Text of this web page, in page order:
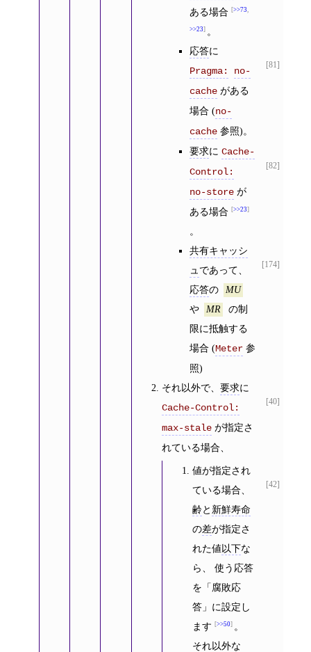
ある場合
>>73,
>>23 。
[81]
応答に
Pragma:
no-
cacheがある
場合 (no-
cache参照)。
[82]
要求に Cache-
Control:
no-storeが
ある場合
>>23
。
[174]
共有キャッシ
ュであって、
応答の MU
や MR
の制
限に抵触する
場合 (Meter参
照)
[40]
それ以外で、 要求に
Cache-Control:
max-staleが指定さ
れている場合、
[42]
値が指定され
ている場合、
齢と 新鮮寿命
の差が指定さ
れた値以下な
ら、 使う応答
を「腐敗応
答」に設定し
ます
>>50
。
それ以外な